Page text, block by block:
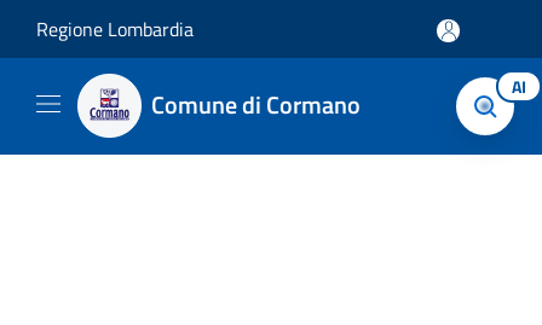
Regione Lombardia
Comune di Cormano AI